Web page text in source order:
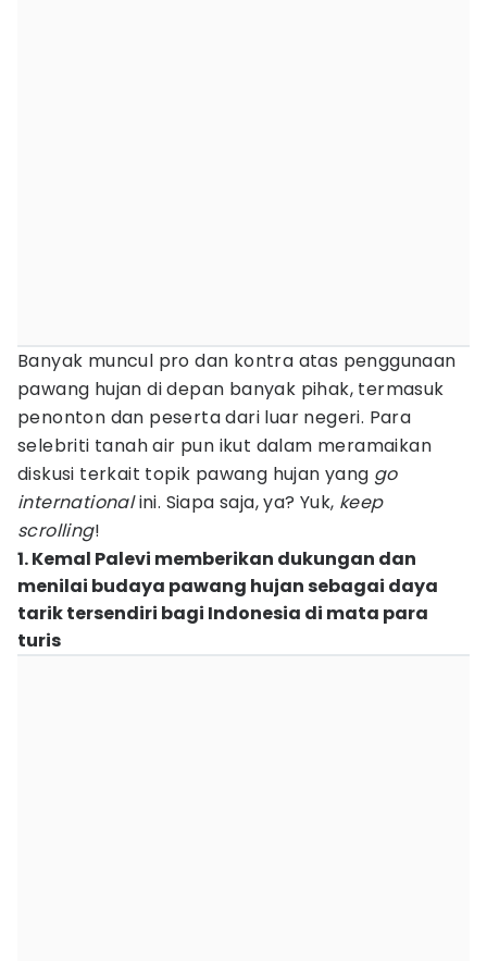
Banyak muncul pro dan kontra atas penggunaan
pawang hujan di depan banyak pihak, termasuk
penonton dan peserta dari luar negeri. Para
selebriti tanah air pun ikut dalam meramaikan
diskusi terkait topik pawang hujan yang go
internationalini. Siapa saja, ya? Yuk, keep
scrolling!
1. Kemal Palevi memberikan dukungan dan
menilai budaya pawang hujan sebagai daya
tarik tersendiri bagi Indonesia di mata para
turis